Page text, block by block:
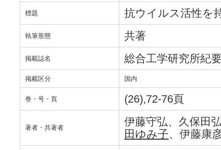
標題 抗ウイルス活性を
執筆形態 共著
掲載誌名 総合工学研究所紀
掲載区分 国内
巻・号・頁 (26),72-76頁
著者・共著者
伊藤守弘、久保田
田ゆみ子、伊藤康